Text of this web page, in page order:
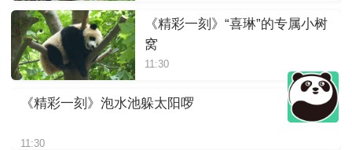
《精彩一刻》“喜琳”的专属小树
窝
11:30
《精彩一刻》泡水池躲太阳啰
11:30